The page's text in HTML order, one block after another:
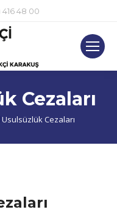
416 48 00
Cezaları
Cezaları